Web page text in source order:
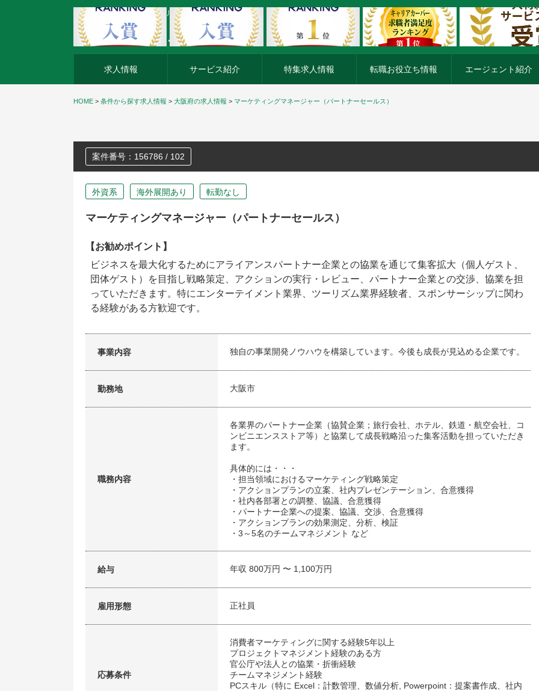
外資系企業の転職・キャリア転職ならアージスジャパン
求人情報 サービス紹介 特集求人情報 転職お役立ち情報 エージェント紹介
HOME > 条件から探す求人情報 > 大阪府の求人情報 > マーケティングマネージャー（パートナーセールス）
案件番号：156786 / 102
外資系 海外展開あり 転勤なし
マーケティングマネージャー（パートナーセールス）
【お勧めポイント】
ビジネスを最大化するためにアライアンスパートナー企業との協業を通じて集客拡大（個人ゲスト、
団体ゲスト）を目指し戦略策定、アクションの実行・レビュー、パートナー企業との交渉、協業を担
っていただきます。特にエンターテイメント業界、ツーリズム業界経験者、スポンサーシップに関わ
る経験がある方歓迎です。
事業内容 独自の事業開発ノウハウを構築しています。今後も成長が見込める企業です。
勤務地 大阪市
職務内容
各業界のパートナー企業（協賛企業；旅行会社、ホテル、鉄道・航空会社、コ
ンビニエンスストア等）と協業して成長戦略沿った集客活動を担っていただき
ます。
具体的には・・・
・担当領域におけるマーケティング戦略策定
・アクションプランの立案、社内プレゼンテーション、合意獲得
・社内各部署との調整、協議、合意獲得
・パートナー企業への提案、協議、交渉、合意獲得
・アクションプランの効果測定、分析、検証
・3～5名のチームマネジメント など
給与 年収 800万円 〜 1,100万円
雇用形態 正社員
応募条件
消費者マーケティングに関する経験5年以上
プロジェクトマネジメント経験のある方
官公庁や法人との協業・折衝経験
チームマネジメント経験
PCスキル（特に Excel：計数管理、数値分析, Powerpoint：提案書作成、社内